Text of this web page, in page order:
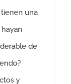
una
de
y